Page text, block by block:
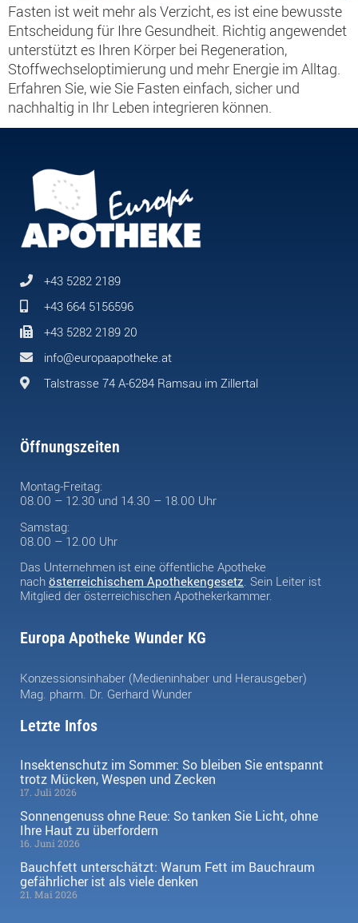
Fasten ist weit mehr als Verzicht, es ist eine bewusste
Entscheidung für Ihre Gesundheit. Richtig angewendet
unterstützt es Ihren Körper bei Regeneration,
Stoffwechseloptimierung und mehr Energie im Alltag.
Erfahren Sie, wie Sie Fasten einfach, sicher und
nachhaltig in Ihr Leben integrieren können.
+43 5282 2189
+43 664 5156596
+43 5282 2189 20
info@europaapotheke.at
Talstrasse 74 A-6284 Ramsau im Zillertal
Öffnungszeiten
Montag-Freitag:
08.00 – 12.30 und 14.30 – 18.00 Uhr
Samstag:
08.00 – 12.00 Uhr
Das Unternehmen ist eine öffentliche Apotheke
nach österreichischem Apothekengesetz. Sein Leiter ist
Mitglied der österreichischen Apothekerkammer.
Europa Apotheke Wunder KG
Konzessionsinhaber (Medieninhaber und Herausgeber)
Mag. pharm. Dr. Gerhard Wunder
Letzte Infos
Insektenschutz im Sommer: So bleiben Sie entspannt
trotz Mücken, Wespen und Zecken
17. Juli 2026
Sonnengenuss ohne Reue: So tanken Sie Licht, ohne
Ihre Haut zu überfordern
16. Juni 2026
Bauchfett unterschätzt: Warum Fett im Bauchraum
gefährlicher ist als viele denken
21. Mai 2026